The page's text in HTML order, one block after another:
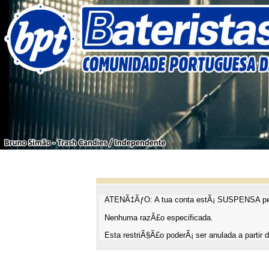
ATENÃ‡ÃƒO: A tua conta estÃ¡ SUSPENSA
Nenhuma razÃ£o especificada.
Esta restriÃ§Ã£o poderÃ¡ ser anulada a partir